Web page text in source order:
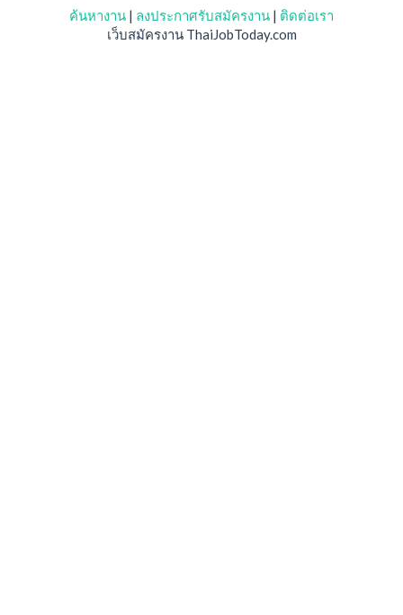
ค้นหางาน | ลงประกาศรับสมัครงาน | ติดต่อเรา
เว็บสมัครงาน ThaiJobToday.com